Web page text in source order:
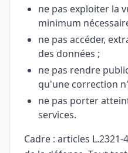
ne pas exploiter la
minimum
ne pas accéder,
des données ;
ne pas rendre
qu'une correction
ne pas porter
services.
Cadre : articles L.2321-